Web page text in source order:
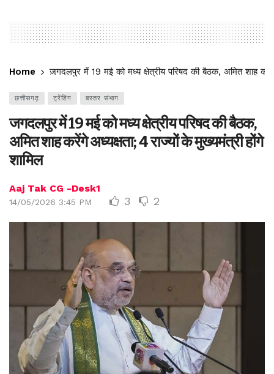
Home जगदलपुर में 19 मई को मध्य क्षेत्रीय परिषद की बैठक, अमित शाह
छत्तीसगढ़ ट्रेंडिंग बस्तर संभाग
जगदलपुर में 19 मई को मध्य क्षेत्रीय परिषद की बैठक,
अमित शाह करेंगे अध्यक्षता; 4 राज्यों के मुख्यमंत्री होंगे
शामिल
Aaj Tak CG -Desk1
14/05/2026 3:45 PM 3 2